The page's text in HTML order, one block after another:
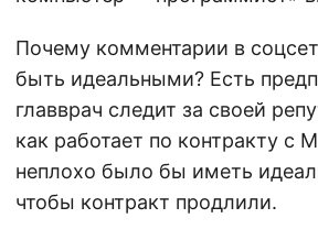
Почему комментарии в
быть идеальными? Есть
главврач следит за своей
как работает по контракту с
неплохо было бы иметь
чтобы контракт продлили.